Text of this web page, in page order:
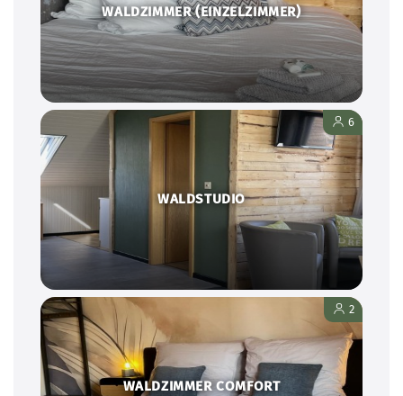
WALDZIMMER (EINZELZIMMER)
WALDSTUDIO
6
WALDZIMMER COMFORT
2